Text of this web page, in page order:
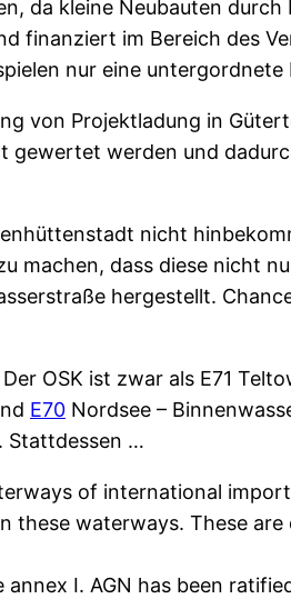
da kleine Neubauten
finanziert im Bereich des
nur eine untergordnete
von Projektladung in
werden und
nicht
dass diese nicht
hergestellt.
OSK ist zwar als E71
E70 Nordsee –
Stattdessen …
of international
waterways. These
I. AGN has been